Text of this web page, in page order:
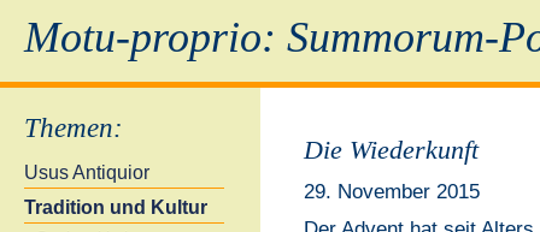
Motu-proprio: Summorum-
Themen:
Usus Antiquior
Tradition und Kultur
Die Wiederkunft
29. November 2015